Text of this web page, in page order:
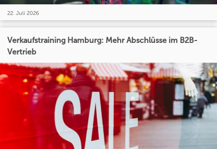
22. Juli 2026
Verkaufstraining Hamburg: Mehr Abschlüsse im B2B-
Vertrieb